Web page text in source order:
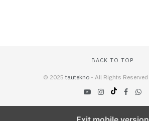
BACK TO TOP
© 2025 tautekno - All Rights Reserved